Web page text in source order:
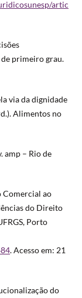
artic
primeiro grau.
via da dignidade
Alimentos no
amp – Rio de
Comercial ao
do Direito
Porto
. Acesso em: 21
do